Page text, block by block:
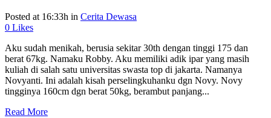
Posted at 16:33h in Cerita Dewasa
0 Likes
Aku sudah menikah, berusia sekitar 30th dengan tinggi 175 dan
berat 67kg. Namaku Robby. Aku memiliki adik ipar yang masih
kuliah di salah satu universitas swasta top di jakarta. Namanya
Novyanti. Ini adalah kisah perselingkuhanku dgn Novy. Novy
tingginya 160cm dgn berat 50kg, berambut panjang...
Read More